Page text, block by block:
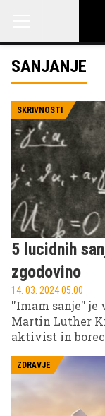
SANJANJE
SKRIVNOSTI
5 lucidnih
zgodovino
14. 03. 2024 05.00
''Imam sanje'' je
Martin Luther
aktivist in borec
inovatorji, ki so
revolucionarna
in idejo nato
ZDRAVJE